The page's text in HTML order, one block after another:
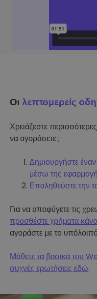
Οιλεπτομερείς
Χρειάζεστε
να αγοράσετε ;
Δημιουργήστε
μέσω της
Επαληθεύστε την
Για να αποφύγετε τις
προσθέστε χρήματα
αγοράστε με το
Μάθετε τα βασικά του
συχνές ερωτήσεις εδώ.